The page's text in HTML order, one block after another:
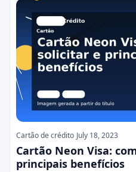
Cartão de crédito July 18, 2023
Cartão Neon Visa:
principais benefícios